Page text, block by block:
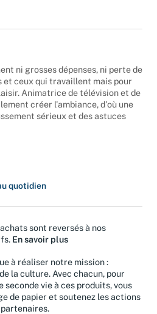
ni grosses dépenses, ni perte de
et ceux qui travaillent mais pour
Animatrice de télévision et de
créer l'ambiance, d'où une
sérieux et des astuces
quotidien
sont reversés à nos
En savoir plus
à réaliser notre mission :
la culture. Avec chacun, pour
seconde vie à ces produits, vous
de papier et soutenez les actions